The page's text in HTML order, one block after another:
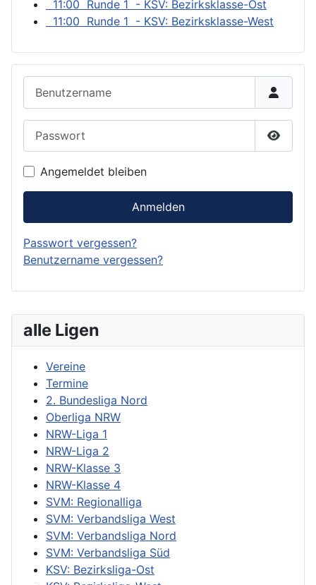
alle Ligen
Vereine
Termine
2. Bundesliga Nord
Oberliga NRW
NRW-Liga 1
NRW-Liga 2
NRW-Klasse 3
NRW-Klasse 4
SVM: Regionalliga
SVM: Verbandsliga West
SVM: Verbandsliga Nord
SVM: Verbandsliga Süd
KSV: Bezirksliga-Ost
11:00 Runde 1 - KSV: Bezirksklasse-Ost
11:00 Runde 1 - KSV: Bezirksklasse-West
Angemeldet bleiben
Anmelden
Passwort vergessen?
Benutzername vergessen?